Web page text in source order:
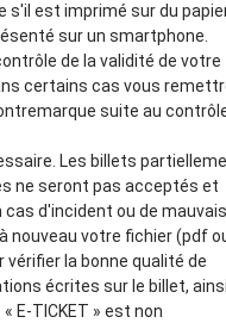
s'il est imprimé sur du
sur un smartphone.
de la validité de votre
certains cas vous
suite au
Les billets
ne seront pas acceptés et
d'incident ou de
nouveau votre fichier (pdf
la bonne qualité de
écrites sur le billet,
E-TICKET » est non